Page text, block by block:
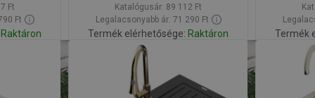
Ft
Ft
Katalógusár: 89 112 Ft
Legalacsonyabb ár: 71 290 Ft
Termék elérhetősége: Raktáron
Kosárba
Kedvenc
Hasonlítsa
össze
Termék